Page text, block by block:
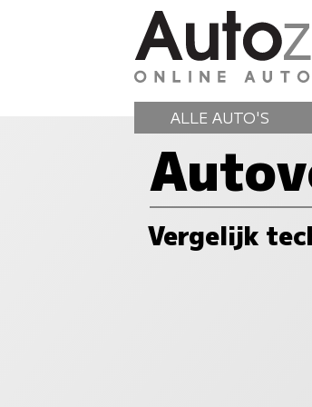
ALLE AUTO'S
Vergelijk